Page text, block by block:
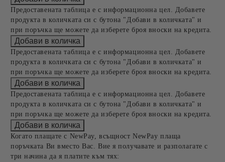
Предоставената таблица е с информационна цел. Добавете
продукта в количката си с бутона "Добави в количката" и
при поръчка ще можете да изберете броя вноски на кредита.
Предоставената таблица е с информационна цел. Добавете
продукта в количката си с бутона "Добави в количката" и
при поръчка ще можете да изберете броя вноски на кредита.
Предоставената таблица е с информационна цел. Добавете
продукта в количката си с бутона "Добави в количката" и
при поръчка ще можете да изберете броя вноски на кредита.
Когато плащате с NewPay, всъщност NewPay плаща
поръчката Ви вместо Вас. Вие я получавате и разполагате с
три начина да я платите към тях: